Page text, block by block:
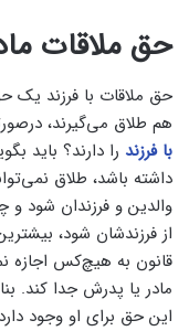
حق ملاقات
حق ملاقات با فرزند یک
هم طلاق می‌گیرند،
با فرزند را دارند؟ باید
داشته باشد، طلاق
والدین و فرزندان شود
از فرزندشان شود،
قانون به هیچ‌کس اجازه
مادر یا پدرش جدا کند.
این حق برای او وجود